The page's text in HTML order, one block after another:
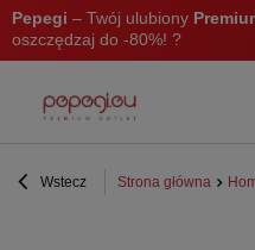
Pepegi – Twój ulubiony
oszczędzaj do -80%! ?
Wstecz Strona główna